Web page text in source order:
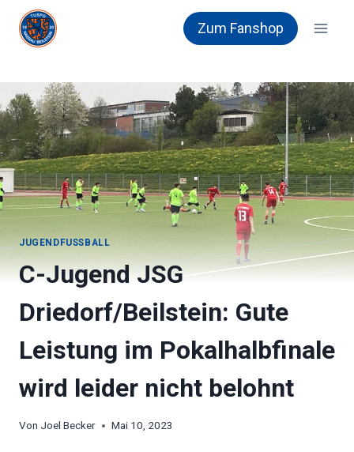
Zum
Inhalt
springen
Zum Fanshop
JUGENDFUSSBALL
C-Jugend JSG
Driedorf/Beilstein: Gute
Leistung im Pokalhalbfinale
wird leider nicht belohnt
Von Joel Becker Mai 10, 2023